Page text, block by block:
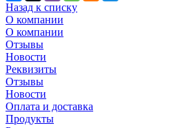
Назад к списку
О компании
О компании
Отзывы
Новости
Реквизиты
Отзывы
Новости
Оплата и доставка
Продукты